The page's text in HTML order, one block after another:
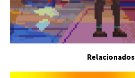
Relacionados